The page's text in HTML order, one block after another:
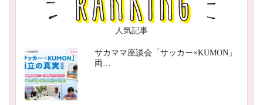
人気記事
サカママ座談会「サッカー×KUMON」
両…